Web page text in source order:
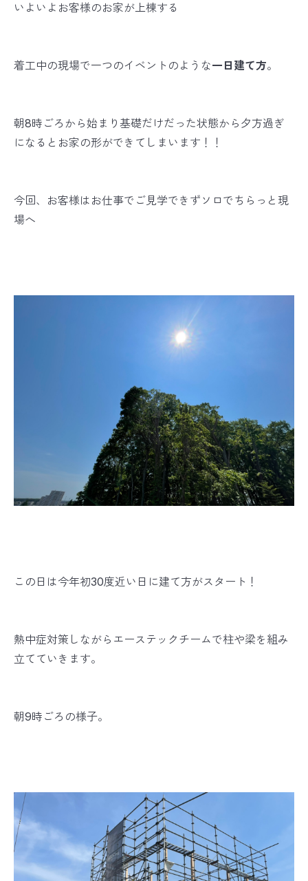
いよいよお客様のお家が上棟する
着工中の現場で一つのイベントのような一日建て方。
朝8時ごろから始まり基礎だけだった状態から夕方過ぎ
になるとお家の形ができてしまいます！！
今回、お客様はお仕事でご見学できずソロでちらっと現
場へ
この日は今年初30度近い日に建て方がスタート！
熱中症対策しながらエーステックチームで柱や梁を組み
立てていきます。
朝9時ごろの様子。